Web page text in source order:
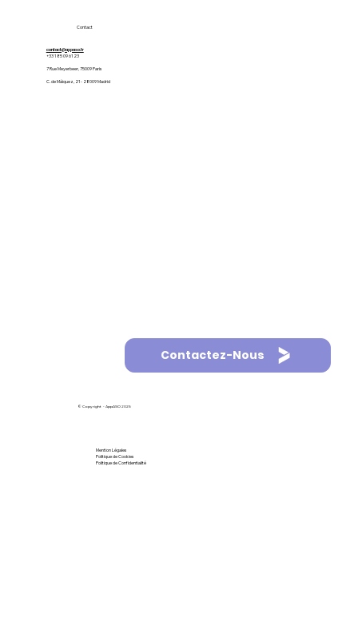
Contact
contact@appaso.fr
+33 1 85 09 61 23
7 Rue Meyerbeer, 75009 Paris
C. de Máiquez, 21 - 28009 Madrid
Contactez-Nous
© Copyright - AppASO 2025
Mention Légales
Politique de Cookies
Politique de Confidentialité